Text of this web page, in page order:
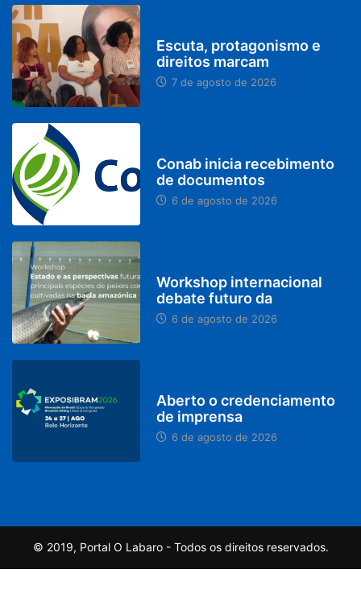
Escuta, protagonismo e
direitos marcam
7 de agosto de 2026
Conab inicia recebimento
de documentos
6 de agosto de 2026
Workshop internacional
debate futuro da
6 de agosto de 2026
Aberto o credenciamento
de imprensa
6 de agosto de 2026
© 2019, Portal O Labaro - Todos os direitos reservados.